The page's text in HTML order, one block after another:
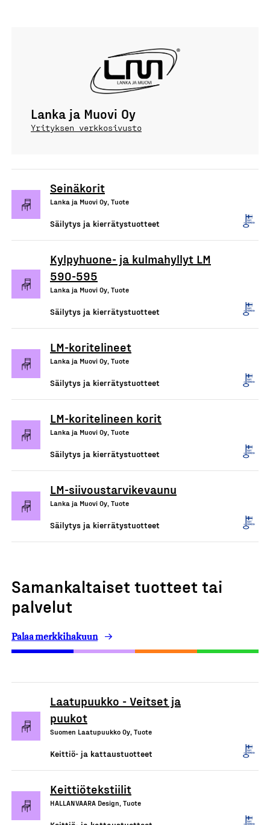
Lanka ja Muovi Oy
Yrityksen verkkosivusto
Seinäkorit
Lanka ja Muovi Oy, Tuote
Säilytys ja kierrätystuotteet
Kylpyhuone- ja kulmahyllyt LM
590-595
Lanka ja Muovi Oy, Tuote
Säilytys ja kierrätystuotteet
LM-koritelineet
Lanka ja Muovi Oy, Tuote
Säilytys ja kierrätystuotteet
LM-koritelineen korit
Lanka ja Muovi Oy, Tuote
Säilytys ja kierrätystuotteet
LM-siivoustarvikevaunu
Lanka ja Muovi Oy, Tuote
Säilytys ja kierrätystuotteet
Samankaltaiset tuotteet tai
palvelut
Palaa merkkihakuun
Laatupuukko - Veitset ja
puukot
Suomen Laatupuukko Oy, Tuote
Keittiö- ja kattaustuotteet
Keittiötekstiilit
HALLANVAARA Design, Tuote